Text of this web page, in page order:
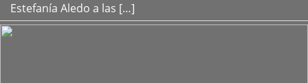
Estefanía Aledo a las […]